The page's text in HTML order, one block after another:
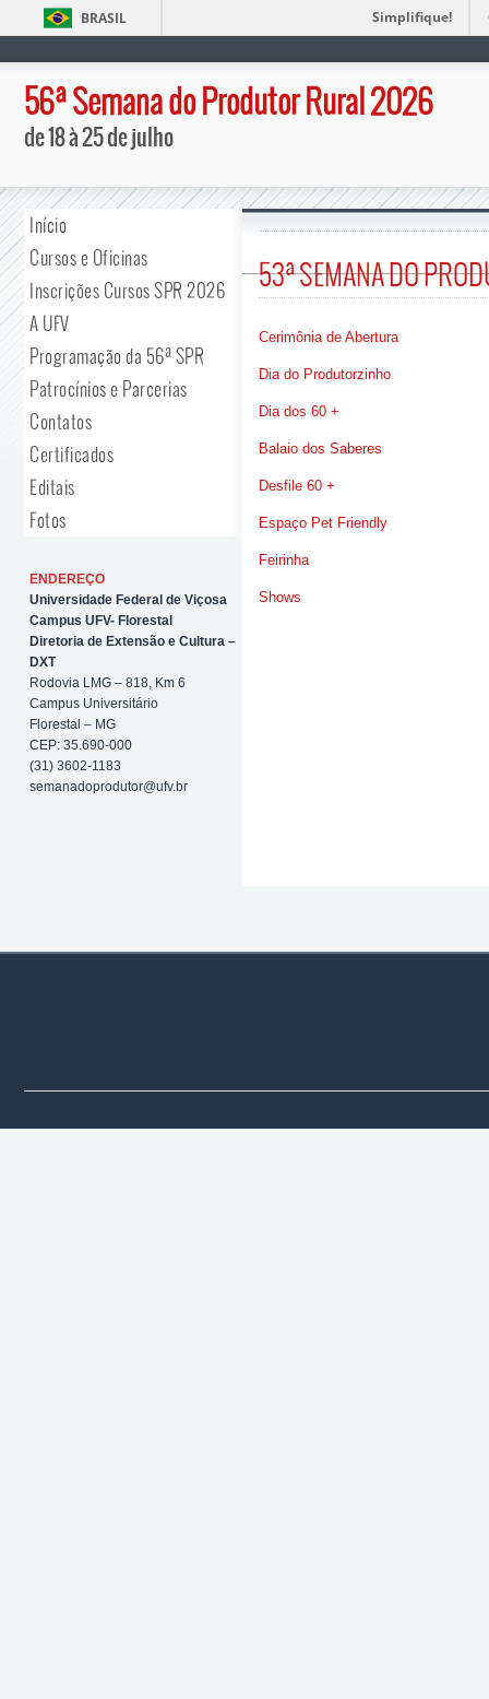
BRASIL Simplifique!
56ª Semana do Produtor Rural 2026
de 18 à 25 de julho
Início
Cursos e Oficinas
Inscrições Cursos SPR 2026
A UFV
Programação da 56ª SPR
Patrocínios e Parcerias
Contatos
Certificados
Editais
Fotos
ENDEREÇO
Universidade Federal de Viçosa
Campus UFV- Florestal
Diretoria de Extensão e Cultura –
DXT
Rodovia LMG – 818, Km 6
Campus Universitário
Florestal – MG
CEP: 35.690-000
(31) 3602-1183
semanadoprodutor@ufv.br
53ª SEMANA DO
Cerimônia de Abertura
Dia do Produtorzinho
Dia dos 60 +
Balaio dos Saberes
Desfile 60 +
Espaço Pet Friendly
Feirinha
Shows